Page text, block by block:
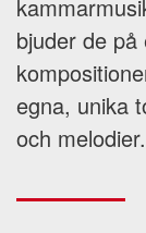
bjuder de
egna, unika
och melodier.